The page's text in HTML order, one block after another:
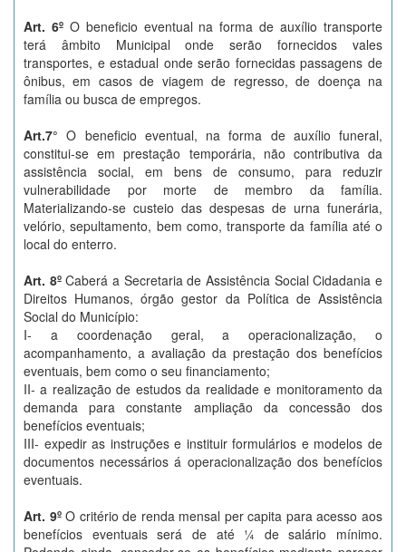
Art. 6ºO beneficio eventual na forma de auxílio transporte
terá âmbito Municipal onde serão fornecidos vales
transportes, e estadual onde serão fornecidas passagens de
ônibus, em casos de viagem de regresso, de doença na
família ou busca de empregos.
Art.7° O beneficio eventual, na forma de auxílio funeral,
constitui-se em prestação temporária, não contributiva da
assistência social, em bens de consumo, para reduzir
vulnerabilidade por morte de membro da família.
Materializando-se custeio das despesas de urna funerária,
velório, sepultamento, bem como, transporte da família até o
local do enterro.
Art. 8ºCaberá a Secretaria de Assistência Social Cidadania e
Direitos Humanos, órgão gestor da Política de Assistência
Social do Município:
I- a coordenação geral, a operacionalização, o
acompanhamento, a avaliação da prestação dos benefícios
eventuais, bem como o seu financiamento;
II- a realização de estudos da realidade e monitoramento da
demanda para constante ampliação da concessão dos
benefícios eventuais;
III- expedir as instruções e instituir formulários e modelos de
documentos necessários á operacionalização dos benefícios
eventuais.
Art. 9ºO critério de renda mensal per capita para acesso aos
benefícios eventuais será de até ¼ de salário mínimo.